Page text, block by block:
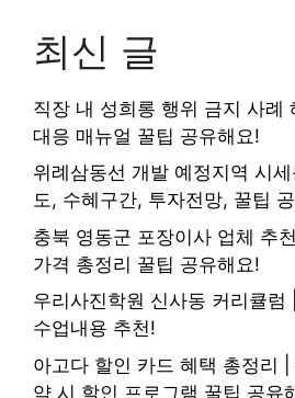
최신 글
직장 내 성희롱 행위 금지 사례
대응 매뉴얼 꿀팁 공유해요!
위례삼동선 개발 예정지역 시
도, 수혜구간, 투자전망, 꿀팁
충북 영동군 포장이사 업체 추
가격 총정리 꿀팁 공유해요!
우리사진학원 신사동 커리큘
수업내용 추천!
아고다 할인 카드 혜택 총정리
약 시 할인 프로그램 꿀팁 공유